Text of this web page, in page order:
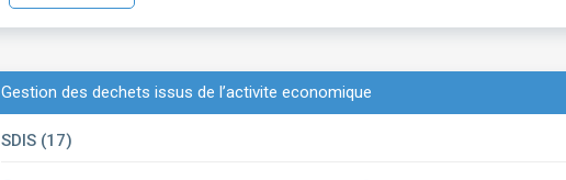
Gestion des dechets issus de l’activite economique
SDIS (17)